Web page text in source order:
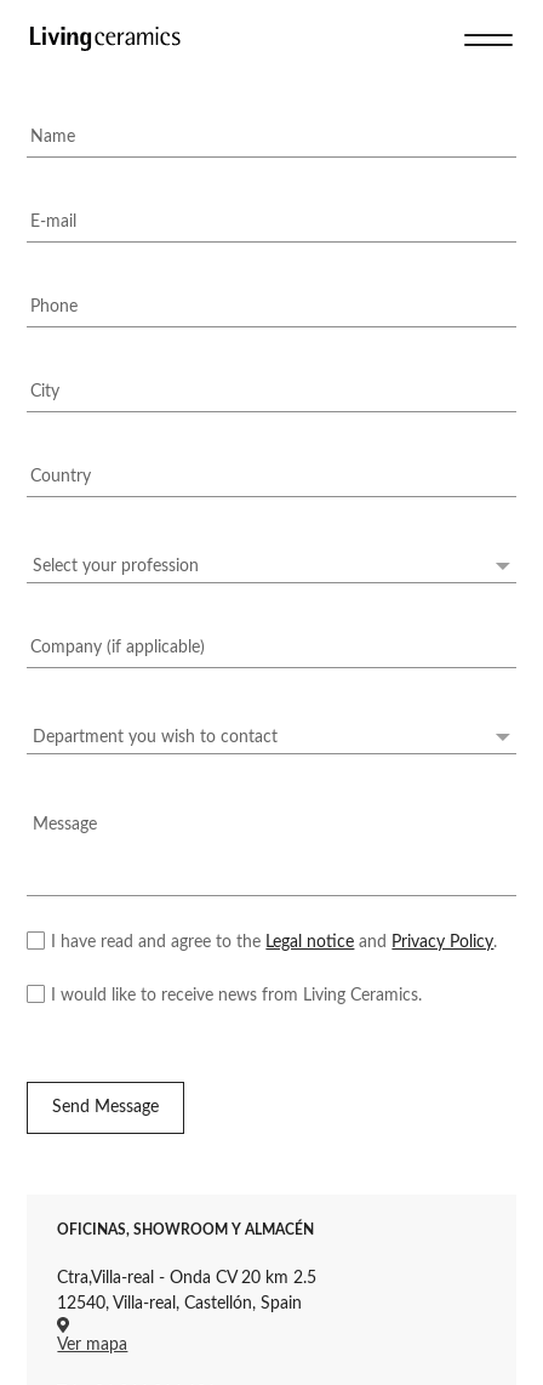
I have read and agree to the Legal notice and Privacy Policy.
I would like to receive news from Living Ceramics.
OFICINAS, SHOWROOM Y ALMACÉN
Ctra,Villa-real - Onda CV 20 km 2.5
12540, Villa-real, Castellón, Spain
Ver mapa